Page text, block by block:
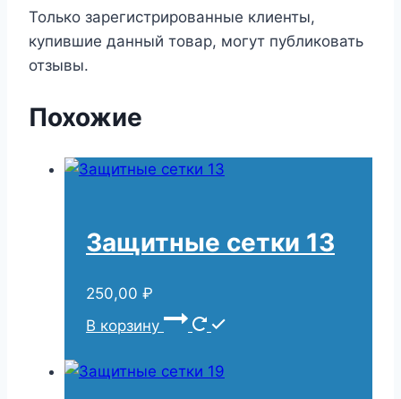
Только зарегистрированные клиенты,
купившие данный товар, могут публиковать
отзывы.
Похожие
Защитные сетки 13
250,00 ₽
В корзину